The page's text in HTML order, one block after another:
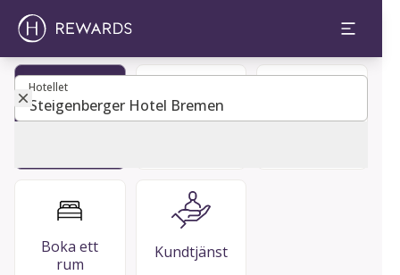
Hotellet
Hotellet
Boka ett
rum
Kundtjänst